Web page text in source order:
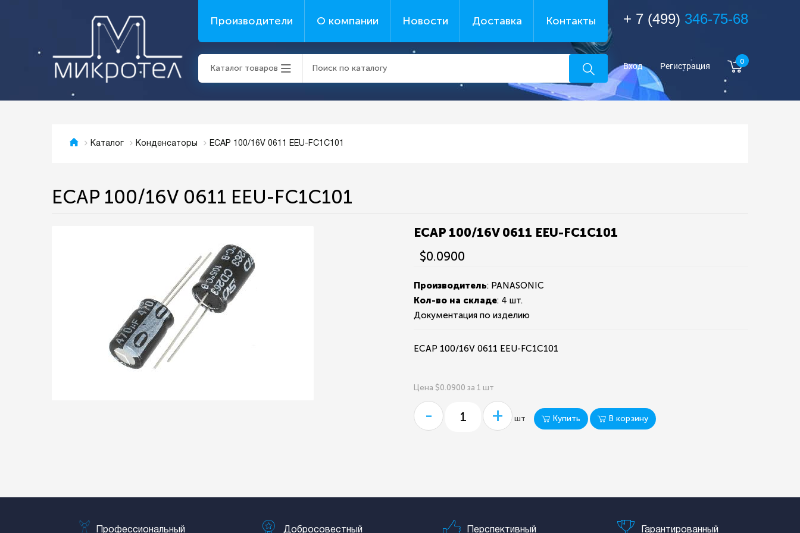
Производители О компании Новости Доставка Контакты
Каталог товаров
+ 7 (499) 346-75-68
Вход Регистрация 0
Каталог Конденсаторы ECAP 100/16V 0611 EEU-FC1C101
ECAP 100/16V 0611 EEU-FC1C101
ECAP 100/16V 0611 EEU-FC1C101
$0.0900
Производитель: PANASONIC
Кол-во на складе: 4 шт.
Документация по изделию
ECAP 100/16V 0611 EEU-FC1C101
Цена $0.0900 за 1 шт
- + шт Купить В корзину
Профессиональный Добросовестный Перспективный Гарантированный